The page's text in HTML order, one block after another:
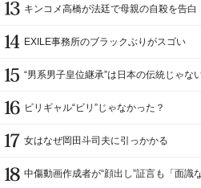
キンコメ高橋が法廷で母親の自殺を告白
EXILE事務所のブラックぶりがスゴい
“男系男子皇位継承”は日本の伝統じゃな
ビリギャル“ビリ”じゃなかった？
女はなぜ岡田斗司夫に引っかかる
中傷動画作成者が“顔出し”証言も「面識